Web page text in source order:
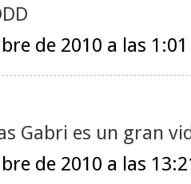
de 2010 a las 1:01
Gabri es un gran
de 2010 a las